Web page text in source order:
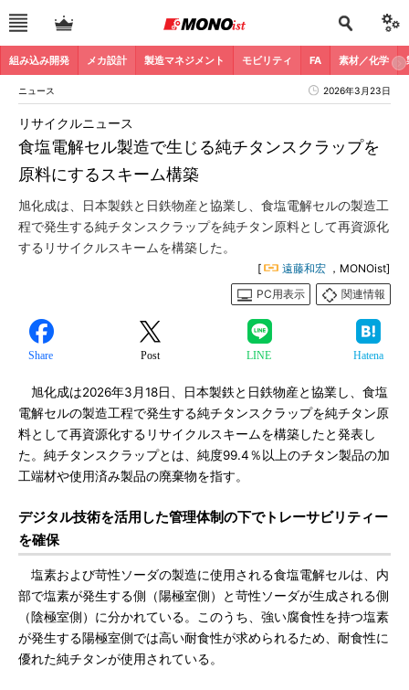
組み込み開発 メカ設計 製造マネジメント モビリティ FA 素材／化学
ニュース 2026年3月23日
食塩電解セル製造で生じる純チタンスクラップを
原料にするスキーム構築
リサイクルニュース
旭化成は、日本製鉄と日鉄物産と協業し、食塩電解セルの製造工
程で発生する純チタンスクラップを純チタン原料として再資源化
するリサイクルスキームを構築した。
[ 遠藤和宏 ，MONOist]
PC用表示
関連情報
Share Post LINE Hatena
旭化成は2026年3月18日、日本製鉄と日鉄物産と協業し、食塩
電解セルの製造工程で発生する純チタンスクラップを純チタン原
料として再資源化するリサイクルスキームを構築したと発表し
た。純チタンスクラップとは、純度99.4％以上のチタン製品の加
工端材や使用済み製品の廃棄物を指す。
デジタル技術を活用した管理体制の下でトレーサビリティー
を確保
塩素および苛性ソーダの製造に使用される食塩電解セルは、内
部で塩素が発生する側（陽極室側）と苛性ソーダが生成される側
（陰極室側）に分かれている。このうち、強い腐食性を持つ塩素
が発生する陽極室側では高い耐食性が求められるため、耐食性に
優れた純チタンが使用されている。